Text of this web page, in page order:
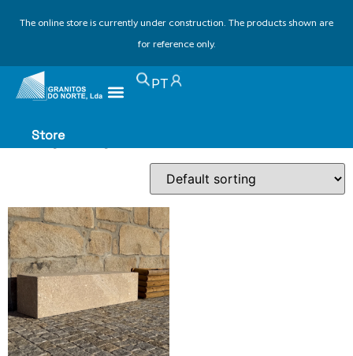
The online store is currently under construction. The products shown are
for reference only.
PT
Store
urban bench
Showing the single result